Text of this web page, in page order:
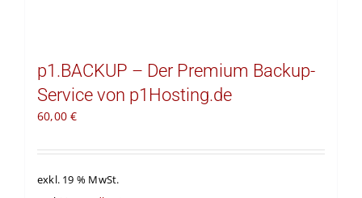
p1.BACKUP – Der Premium Backup-
Service von p1Hosting.de
60,00€
exkl. 19 % MwSt.